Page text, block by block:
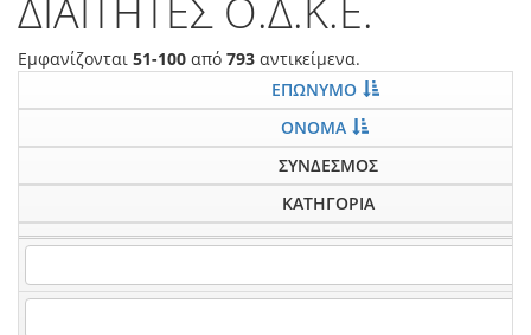
ΔΙΑΙΤΗΤΕΣ Ο.Δ.Κ.Ε.
Εμφανίζονται 51-100 από 793 αντικείμενα.
ΕΠΩΝΥΜΟ
ΟΝΟΜΑ
ΣΥΝΔΕΣΜΟΣ
ΚΑΤΗΓΟΡΙΑ